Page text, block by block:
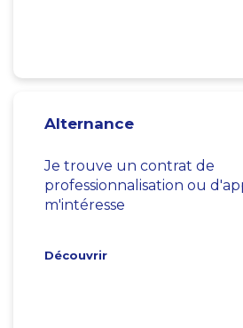
Alternance
Je trouve un contrat de
professionnalisation ou
m'intéresse
Découvrir